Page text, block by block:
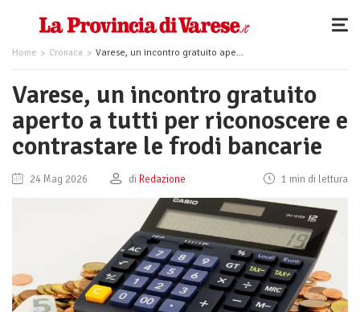
Home Cronaca Varese, un incontro gratuito aperto a tutti per riconoscere e contrastare le frodi bancarie
Varese, un incontro gratuito
aperto a tutti per riconoscere e
contrastare le frodi bancarie
24 Mag 2026 di Redazione 1 min di lettura